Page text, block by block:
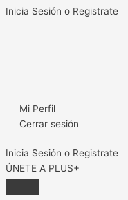
Inicia Sesión o Registrate
Mi Perfil
Cerrar sesión
Inicia Sesión o Registrate
ÚNETE A PLUS+